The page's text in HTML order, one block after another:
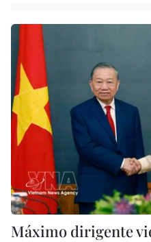
Máximo dirigente